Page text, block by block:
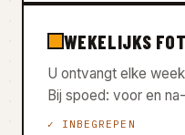
WEKELIJKS
U ontvangt elke
Bij spoed: voor en
✓ INBEGREPEN